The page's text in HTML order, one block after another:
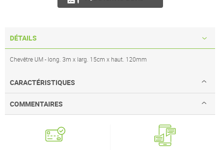
DÉTAILS
Chevêtre UM - long. 3m x larg. 15cm x haut. 120mm
CARACTÉRISTIQUES
COMMENTAIRES